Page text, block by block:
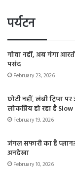
पर्यटन
गोवा नहीं, अब गंगा
पसंद
February 23, 2026
छोटी नहीं, लंबी ट्रिप्स
लोकप्रिय हो रहा है
February 19, 2026
जंगल सफारी का है
अनदेखा
February 10, 2026